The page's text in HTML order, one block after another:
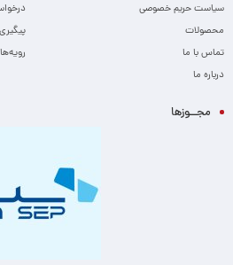
سیاست حریم خصوصی
محصولات
تماس با ما
درباره ما
مجــوزها